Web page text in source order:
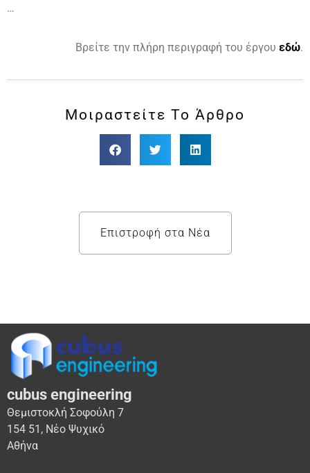
…
Βρείτε την πλήρη περιγραφή του έργου εδώ.
Μοιραστείτε Το Άρθρο
Επιστροφή στα Νέα
cubus engineering
Θεμιστοκλή Σοφούλη 7
154 51, Νέο Ψυχικό
Αθήνα